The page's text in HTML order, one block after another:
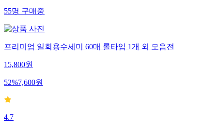
55명구매중
프리미엄 일회용수세미 60매 롤타입 1개 외 모음전
15,800원
52%7,600원
4.7